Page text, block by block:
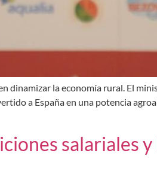
dinamizar la economía rural. El
a España en una potencia
salariales